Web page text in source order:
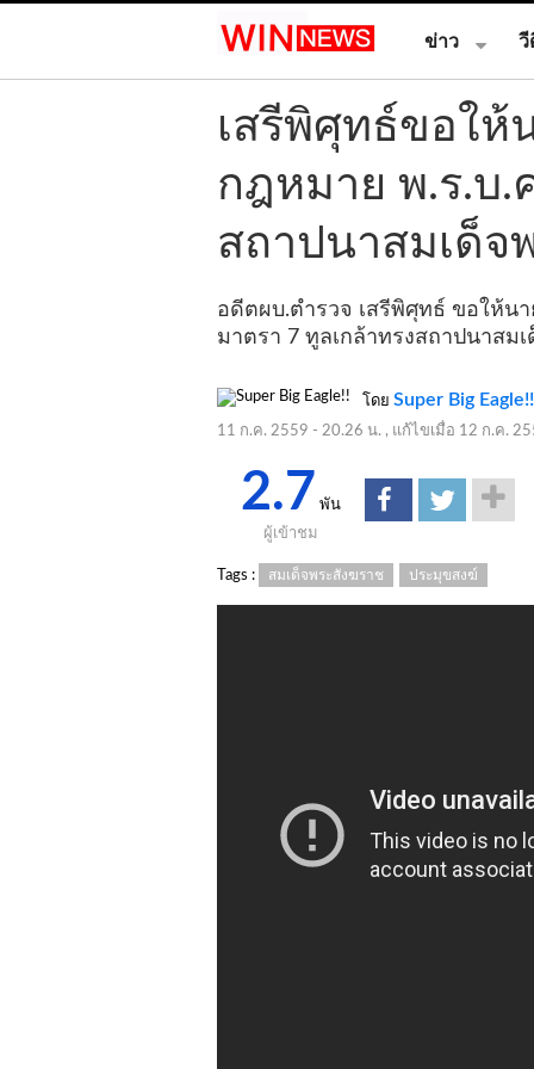
ข่าว วี
เสรีพิศุทธ์ขอใ
กฎหมาย พ.ร.บ.
สถาปนาสมเด็จ
อดีตผบ.ตำรวจ เสรีพิศุทธ์ ขอให้
มาตรา 7 ทูลเกล้าทรงสถาปนาสม
โดย Super Big Eagle!!
11 ก.ค. 2559 - 20.26 น. , แก้ไขเมื่อ 12 ก.ค.
2.7 พัน
ผู้เข้าชม
Tags : สมเด็จพระสังฆราช ประมุขสงฆ์